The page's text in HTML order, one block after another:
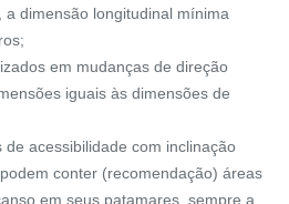
dimensão longitudinal mínima
em mudanças de direção
iguais às dimensões de
de acessibilidade com inclinação
conter (recomendação) áreas
em seus patamares, sempre a